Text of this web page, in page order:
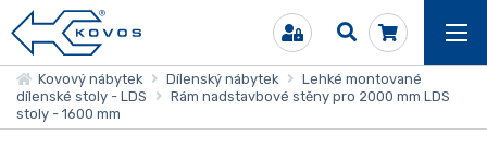
Kovový nábytek Dílenský nábytek
Lehké montované
dílenské stoly - LDS
Rám nadstavbové stěny pro 2000 mm LDS
stoly - 1600 mm